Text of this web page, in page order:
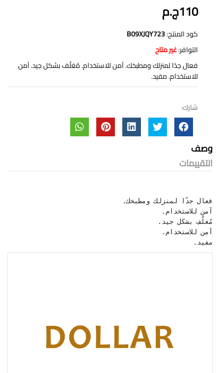
110ج.م
كود المنتج:B09XJQY723
التوافر:غير متاح
فعال جدًا لمنزلك ومطبخك. آمن للاستخدام. مُغلّف بشكل جيد. آمن
للاستخدام. مفيد.
شارك:
وصف
التقييمات
مفيد.